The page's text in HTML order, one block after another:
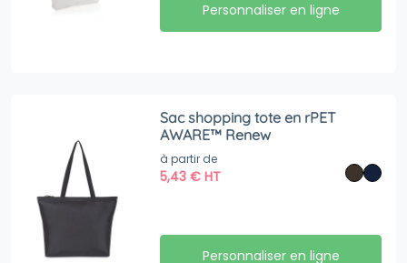
Personnaliser en ligne
Sac shopping tote en rPET
AWARE™ Renew
à partir de
5,43€ HT
Personnaliser en ligne